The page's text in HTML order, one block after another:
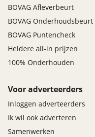
BOVAG Afleverbeurt
BOVAG Onderhoudsbeurt
BOVAG Puntencheck
Heldere all-in prijzen
100% Onderhouden
Voor adverteerders
Inloggen adverteerders
Ik wil ook adverteren
Samenwerken